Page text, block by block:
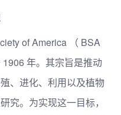
of America （ BSA
年。其宗旨是推动
、进化、利用以及植物
究。为实现这一目标，